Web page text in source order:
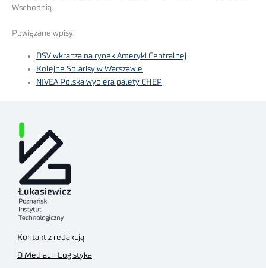
Wschodnią.
Powiązane wpisy:
DSV wkracza na rynek Ameryki Centralnej
Kolejne Solarisy w Warszawie
NIVEA Polska wybiera palety CHEP
Kontakt z redakcją
O Mediach Logistyka